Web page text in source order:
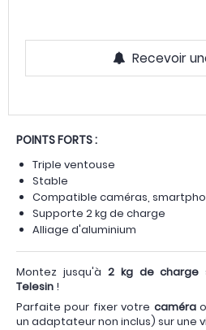
Recevoir
POINTS FORTS :
Triple ventouse
Stable
Compatible caméras,
Supporte 2 kg de charge
Alliage d'aluminium
Montez jusqu'à 2 kg de charge
Telesin !
Parfaite pour fixer votre caméra
un adaptateur non inclus) sur une